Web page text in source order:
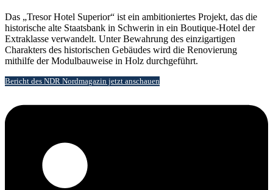
Das „Tresor Hotel Superior“ ist ein ambitioniertes Projekt, das die
historische alte Staatsbank in Schwerin in ein Boutique-Hotel der
Extraklasse verwandelt. Unter Bewahrung des einzigartigen
Charakters des historischen Gebäudes wird die Renovierung
mithilfe der Modulbauweise in Holz durchgeführt.
Bericht des NDR Nordmagazin jetzt anschauen